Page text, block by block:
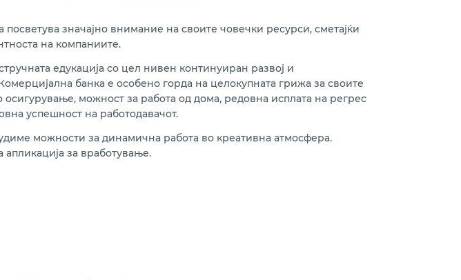
значајно внимание на своите човечки ресурси, сметајќи
на компаниите.
едукација со цел нивен континуиран развој и
банка е особено горда на целокупната грижа за своите
можност за работа од дома, редовна исплата на регрес
успешност на работодавачот.
можности за динамична работа во креативна атмосфера.
апликација за вработување.